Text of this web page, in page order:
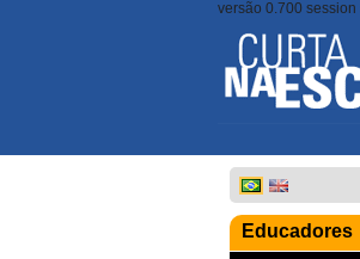
versão 0.700 session
Educadores